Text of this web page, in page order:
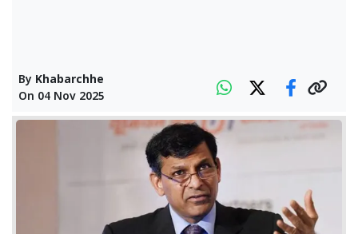
By Khabarchhe
On 04 Nov 2025